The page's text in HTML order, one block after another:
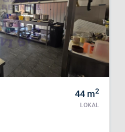
44 m2
LOKAL